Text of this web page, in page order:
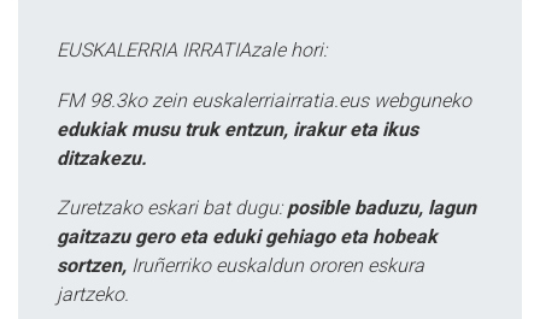
EUSKALERRIA IRRATIAzale hori:
FM 98.3ko zein euskalerriairratia.eus webguneko
edukiak musu truk entzun, irakur eta ikus
ditzakezu.
Zuretzako eskari bat dugu: posible baduzu, lagun
gaitzazu gero eta eduki gehiago eta hobeak
sortzen, Iruñerriko euskaldun ororen eskura
jartzeko.